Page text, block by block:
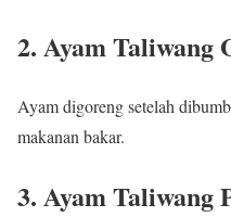
2. Ayam Taliwang
Ayam digoreng setelah
makanan bakar.
3. Ayam Taliwang